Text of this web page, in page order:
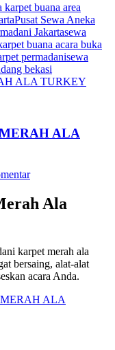
karpet buana area
Pusat Sewa Aneka
Jakartasewa
buana acara buka
permadanisewa
bekasi
ALA
Ala
karpet merah ala
bersaing, alat-alat
acara Anda.